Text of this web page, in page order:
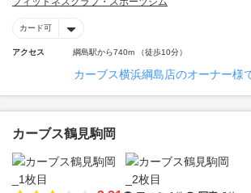
カード可
アクセス 綱島駅から740m （徒歩10分）
カーブス横浜綱島店のオーナー様
カーブス鶴見駒岡